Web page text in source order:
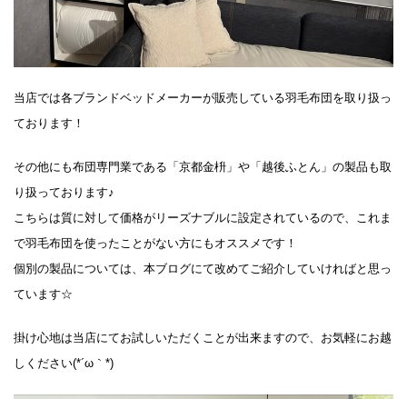
当店では各ブランドベッドメーカーが販売している羽毛布団を取り扱っ
ております！
その他にも布団専門業である「京都金枡」や「越後ふとん」の製品も取
り扱っております♪
こちらは質に対して価格がリーズナブルに設定されているので、これま
で羽毛布団を使ったことがない方にもオススメです！
個別の製品については、本ブログにて改めてご紹介していければと思っ
ています☆
掛け心地は当店にてお試しいただくことが出来ますので、お気軽にお越
しください(*´ω｀*)